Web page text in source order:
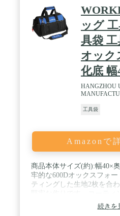
ッグ
具袋
オック
化底 幅
HANGZHOU
工具袋
Amazonで
商品本体サイズ(約):幅40×
牢的な600Dオックスフォ
ティングした生地2枚を合
雨でも問題なく防げます。
本体生地に縫製され、形は
続きを